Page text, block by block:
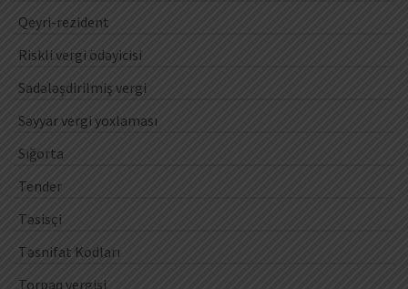
Qeyri-rezident
Riskli vergi ödəyicisi
Sadələşdirilmiş vergi
Səyyar vergi yoxlaması
Sığorta
Tender
Təsisçi
Təsnifat Kodları
Torpaq vergisi